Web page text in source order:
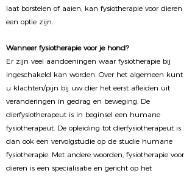
laat borstelen of aaien, kan fysiotherapie voor dieren
een optie zijn.
Wanneer fysiotherapie voor je hond?
Er zijn veel aandoeningen waar fysiotherapie bij
ingeschakeld kan worden. Over het algemeen kunt
u klachten/pijn bij uw dier het eerst afleiden uit
veranderingen in gedrag en beweging. De
dierfysiotherapeut is in beginsel een humane
fysiotherapeut. De opleiding tot dierfysiotherapeut is
dan ook een vervolgstudie op de studie humane
fysiotherapie. Met andere woorden, fysiotherapie voor
dieren is een specialisatie en gericht op het